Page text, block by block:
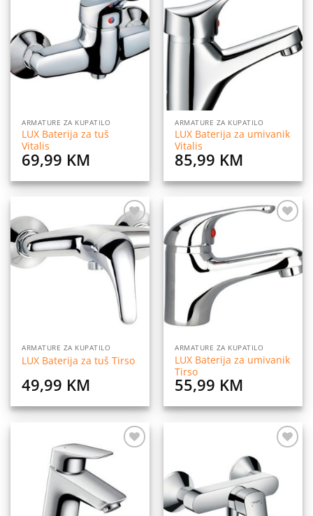
Dodaj
na
listu
želja
ARMATURE ZA KUPATILO
LUX Baterija za tuš
Vitalis
69,99 KM
listu
želja
ARMATURE ZA KUPATILO
LUX Baterija za umivanik
Vitalis
85,99 KM
Dodaj
na
listu
želja
ARMATURE ZA KUPATILO
LUX Baterija za tuš Tirso
49,99 KM
listu
želja
ARMATURE ZA KUPATILO
LUX Baterija za umivanik
Tirso
55,99 KM
listu
želja